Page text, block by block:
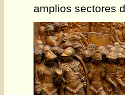
amplios sectores